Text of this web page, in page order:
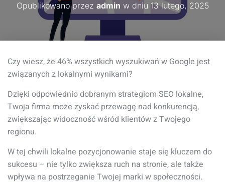
Opublikowano przez admin w dniu 13 lutego, 2025
Czy wiesz, że 46% wszystkich wyszukiwań w Google jest
związanych z lokalnymi wynikami?
Dzięki odpowiednio dobranym strategiom SEO lokalne,
Twoja firma może zyskać przewagę nad konkurencją,
zwiększając widoczność wśród klientów z Twojego
regionu.
W tej chwili lokalne pozycjonowanie staje się kluczem do
sukcesu – nie tylko zwiększa ruch na stronie, ale także
wpływa na postrzeganie Twojej marki w społeczności.